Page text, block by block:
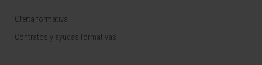
Oferta formativa
Contratos y ayudas formativas